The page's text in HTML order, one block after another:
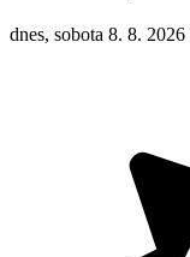
dnes, sobota 8. 8. 2026